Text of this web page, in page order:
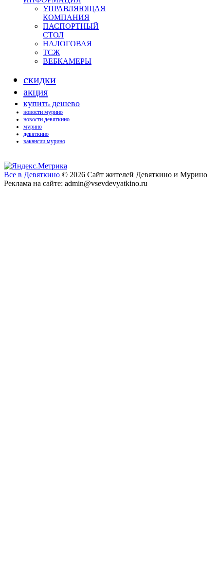
УПРАВЛЯЮЩАЯ
КОМПАНИЯ
ПАСПОРТНЫЙ
СТОЛ
НАЛОГОВАЯ
ТСЖ
ВЕБКАМЕРЫ
скидки
акция
купить дешево
новости мурино
новости девяткино
мурино
девяткино
вакансии мурино
Все в Девяткино © 2026 Сайт жителей Девяткино и Мурино
Реклама на сайте: admin@vsevdevyatkino.ru